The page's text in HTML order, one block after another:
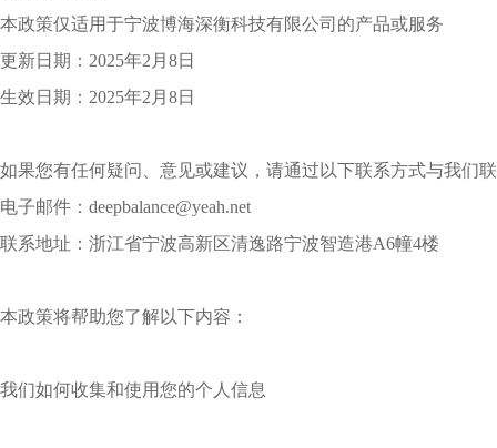
本政策仅适用于宁波博海深衡科技有限公司的产品或服务
更新日期：2025年2月8日
生效日期：2025年2月8日
如果您有任何疑问、意见或建议，请通过以下联系方式与我们
电子邮件：deepbalance@yeah.net
联系地址：浙江省宁波高新区清逸路宁波智造港A6幢4楼
本政策将帮助您了解以下内容：
我们如何收集和使用您的个人信息